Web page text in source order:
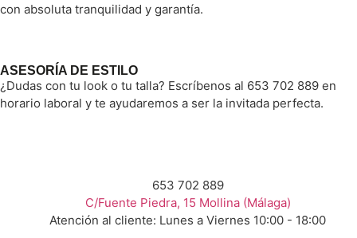
con absoluta tranquilidad y garantía.
ASESORÍA DE ESTILO
¿Dudas con tu look o tu talla? Escríbenos al 653 702 889 en
horario laboral y te ayudaremos a ser la invitada perfecta.
653 702 889
C/Fuente Piedra, 15 Mollina (Málaga)
Atención al cliente: Lunes a Viernes 10:00 - 18:00